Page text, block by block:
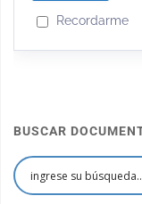
Recordarme
BUSCAR